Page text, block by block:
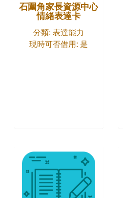
石圍角家長資源中心
情緒表達卡
分類: 表達能力
現時可否借用: 是